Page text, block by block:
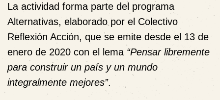
La actividad forma parte del programa
Alternativas, elaborado por el Colectivo
Reflexión Acción, que se emite desde el 13 de
enero de 2020 con el lema “Pensar libremente
para construir un país y un mundo
integralmente mejores”.